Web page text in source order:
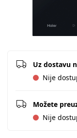
Uz dostavu
Nije
Možete
Nije